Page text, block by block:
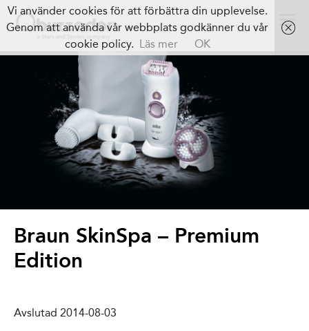
Braun SkinSpa – Premium
Edition
Avslutad 2014-08-03
Vi använder cookies för att förbättra din upplevelse.
Genom att använda vår webbplats godkänner du vår
cookie policy. Läs mer OK